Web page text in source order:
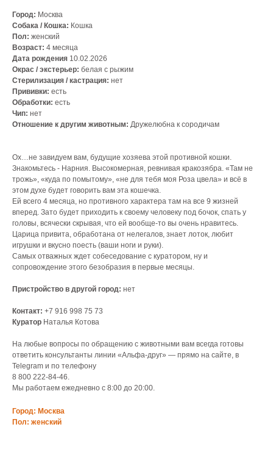
Город: Москва
Собака / Кошка: Кошка
Пол: женский
Возраст: 4 месяца
Дата рождения 10.02.2026
Окрас / экстерьер: белая с рыжим
Стерилизация / кастрация: нет
Прививки: есть
Обработки: есть
Чип: нет
Отношение к другим животным: Дружелюбна к сородичам
Ох…не завидуем вам, будущие хозяева этой противной кошки.
Знакомьтесь - Нарния. Высокомерная, ревнивая кракозябра. «Там не
трожь», «куда по помытому», «не для тебя моя Роза цвела» и всё в
этом духе будет говорить вам эта кошечка.
Ей всего 4 месяца, но противного характера там на все 9 жизней
вперед. Зато будет приходить к своему человеку под бочок, спать у
головы, всячески скрывая, что ей вообще-то вы очень нравитесь.
Царица привита, обработана от нелегалов, знает лоток, любит
игрушки и вкусно поесть (ваши ноги и руки).
Самых отважных ждет собеседование с куратором, ну и
сопровождение этого безобразия в первые месяцы.
Пристройство в другой город: нет
Контакт: +7 916 998 75 73
Куратор Наталья Котова
На любые вопросы по обращению с животными вам всегда готовы
ответить консультанты линии «Альфа-друг» — прямо на сайте, в
Telegram и по телефону
8 800 222‑84‑46.
Мы работаем ежедневно с 8:00 до 20:00.
Город: Москва
Пол: женский